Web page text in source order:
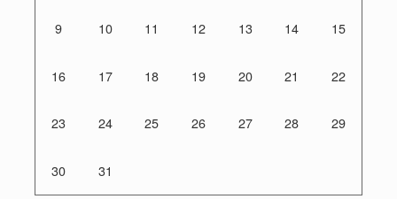
9 10 11 12 13 14 15
16 17 18 19 20 21 22
23 24 25 26 27 28 29
30 31